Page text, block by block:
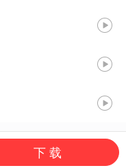
下 载